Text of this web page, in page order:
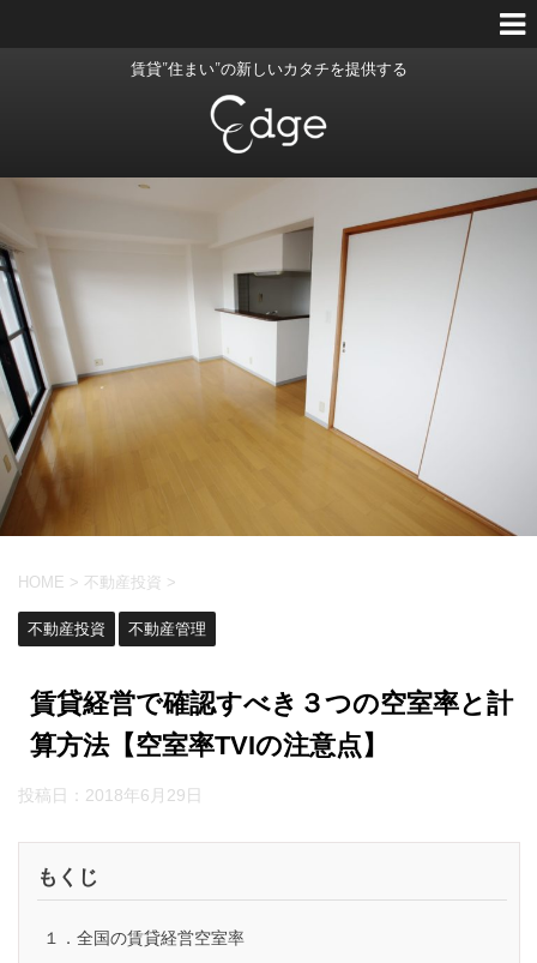
賃貸”住まい”の新しいカタチを提供する
HOME > 不動産投資 >
不動産投資 不動産管理
賃貸経営で確認すべき３つの空室率と計
算方法【空室率TVIの注意点】
投稿日： 2018年6月29日
もくじ
１．全国の賃貸経営空室率